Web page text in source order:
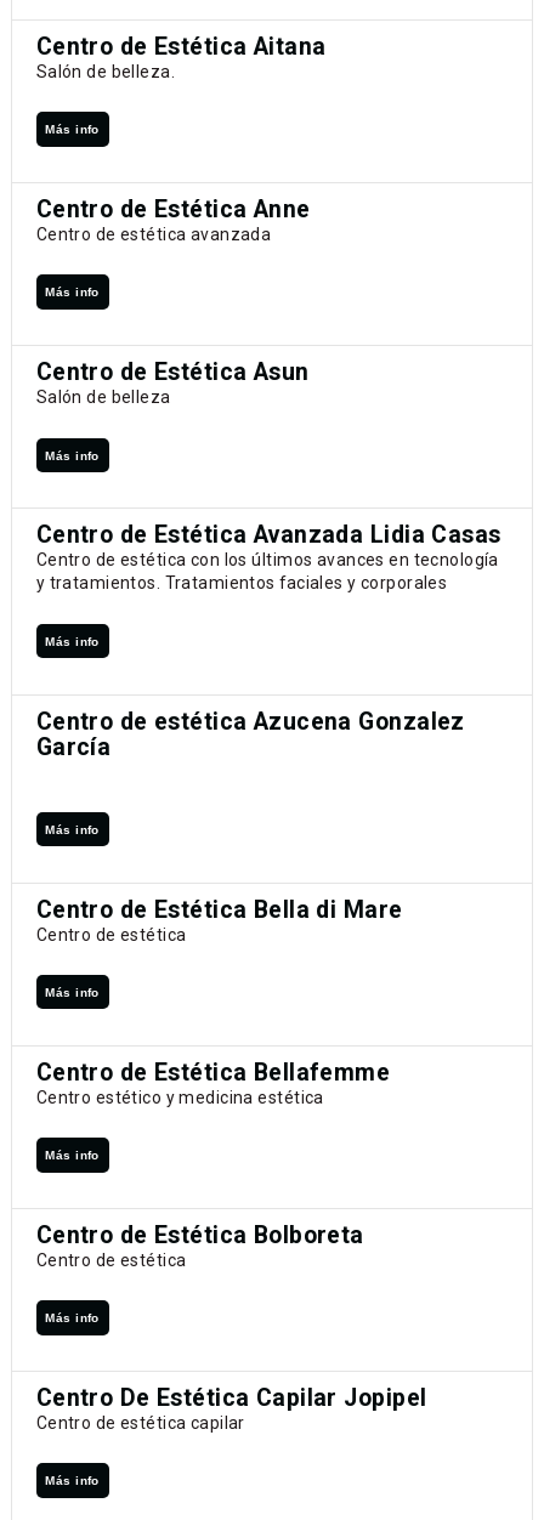
Centro de Estética Aitana
Salón de belleza.
Más info
Centro de Estética Anne
Centro de estética avanzada
Más info
Centro de Estética Asun
Salón de belleza
Más info
Centro de Estética Avanzada Lidia Casas
Centro de estética con los últimos avances en tecnología
y tratamientos. Tratamientos faciales y corporales
Más info
Centro de estética Azucena Gonzalez
García
Más info
Centro de Estética Bella di Mare
Centro de estética
Más info
Centro de Estética Bellafemme
Centro estético y medicina estética
Más info
Centro de Estética Bolboreta
Centro de estética
Más info
Centro De Estética Capilar Jopipel
Centro de estética capilar
Más info